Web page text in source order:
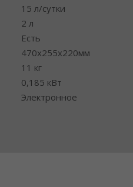
15 л/сутки
2 л
Есть
470x255x220мм
11 кг
0,185 кВт
Электронное